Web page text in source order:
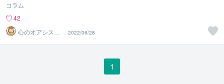
コラム
42
心のオアシスま
どかの部屋
2022/06/28
1